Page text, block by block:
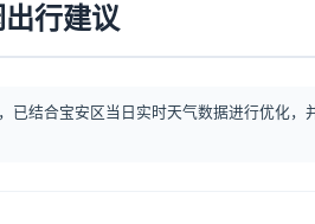
行建议
已结合宝安区当日实时天气数据进行优化